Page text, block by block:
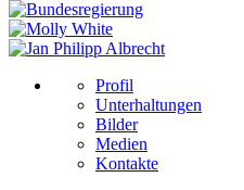
Profil
Unterhaltungen
Bilder
Medien
Kontakte